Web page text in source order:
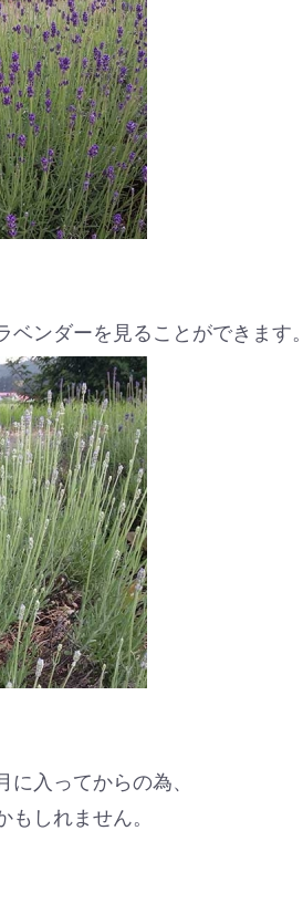
ンダーを見ることができます。
入ってからの為、
しれません。